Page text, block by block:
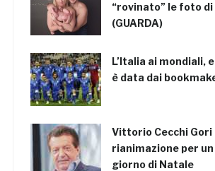
“rovinato” le foto
(GUARDA)
L’Italia ai mondiali,
è data dai
Vittorio Cecchi Gori
rianimazione per
giorno di Natale